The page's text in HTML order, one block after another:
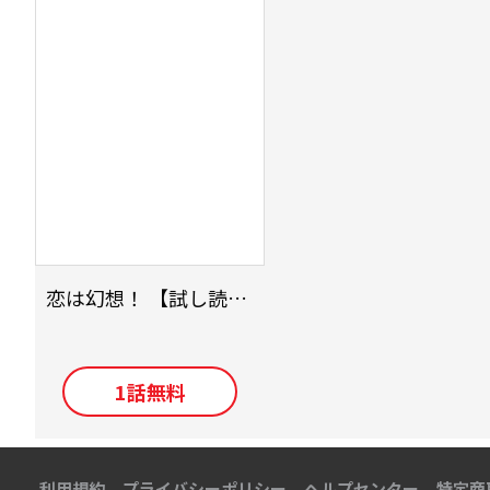
恋は幻想！ 【試し読み】
1話無料